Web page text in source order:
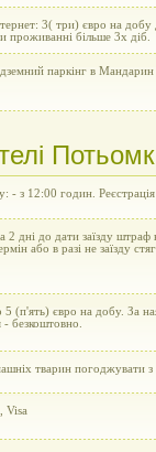
3( три) євро на
проживанні більше 3х діб.
паркінг в
- з 12:00 годин.
2 дні до дати заїзду штраф
або в разі не заїзду
5 (п'ять) євро на добу. За
- безкоштовно.
тварин погоджувати з
Visa